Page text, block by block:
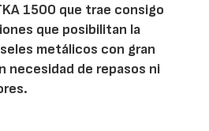
1500 que trae consigo
que posibilitan la
metálicos con gran
necesidad de repasos ni